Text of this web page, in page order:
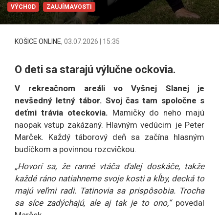
VÝCHOD ZAUJÍMAVOSTI
KOŠICE ONLINE, 03.07.2026 | 15:35
O deti sa starajú výlučne ockovia.
V rekreačnom areáli vo Vyšnej Slanej je
nevšedný letný tábor. Svoj čas tam spoločne s
deťmi trávia oteckovia. Mamičky do neho majú
naopak vstup zakázaný. Hlavným vedúcim je Peter
Marček. Každý táborový deň sa začína hlasným
budíčkom a povinnou rozcvičkou.
„Hovorí sa, že ranné vtáča ďalej doskáče, takže
každé ráno natiahneme svoje kosti a kĺby, decká to
majú veľmi radi. Tatinovia sa prispôsobia. Trocha
sa síce zadýchajú, ale aj tak je to ono,“ povedal